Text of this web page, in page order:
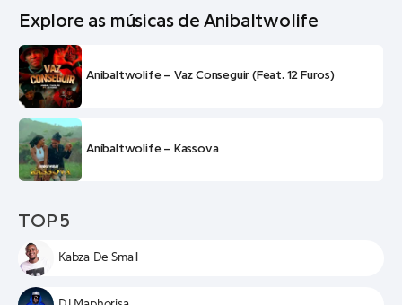
Explore as músicas de Anibaltwolife
Anibaltwolife – Vaz Conseguir (Feat. 12 Furos)
Aníbaltwolife – Kassova
TOP 5
Kabza De Small